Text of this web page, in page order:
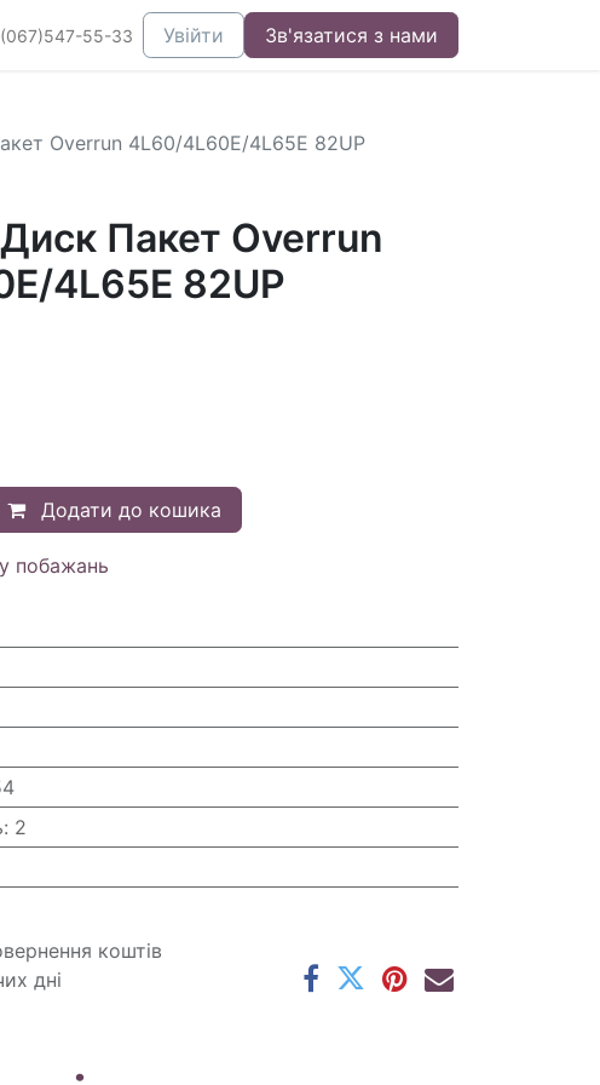
55-33 Увійти Зв'язатися з нами
Overrun 4L60/4L60E/4L65E 82UP
Пакет Overrun
4L65E 82UP
Додати до кошика
побажань
: 2
коштів
дні